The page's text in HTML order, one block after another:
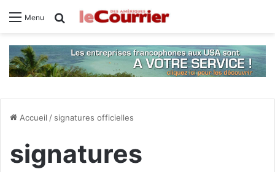
Menu Rechercher
Accueil / signatures officielles
signatures